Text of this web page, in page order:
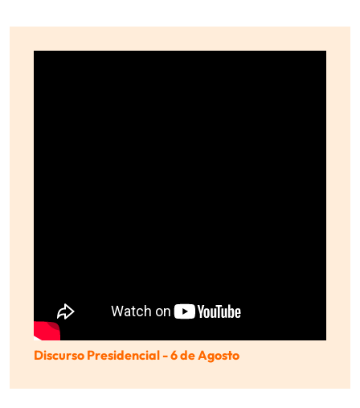
Discurso Presidencial - 6 de Agosto